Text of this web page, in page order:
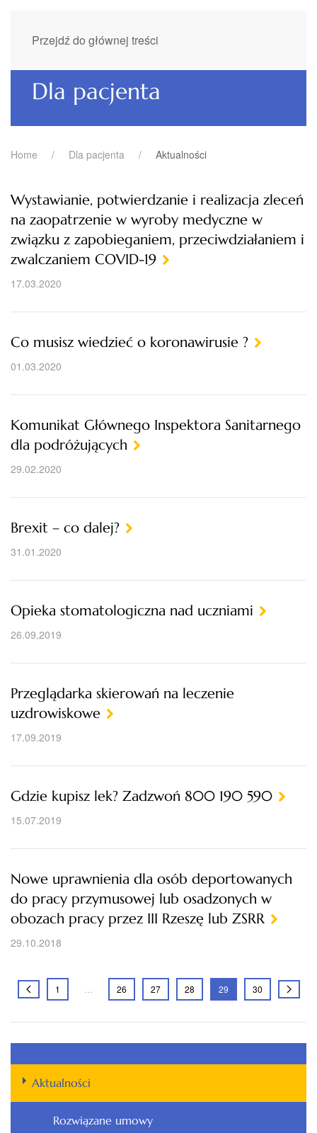
Przejdź do głównej treści
Dla pacjenta
Home Dla pacjenta Aktualności
Wystawianie, potwierdzanie i realizacja zleceń
na zaopatrzenie w wyroby medyczne w
związku z zapobieganiem, przeciwdziałaniem i
zwalczaniem COVID-19
17.03.2020
Co musisz wiedzieć o koronawirusie ?
01.03.2020
Komunikat Głównego Inspektora Sanitarnego
dla podróżujących
29.02.2020
Brexit – co dalej?
31.01.2020
Opieka stomatologiczna nad uczniami
26.09.2019
Przeglądarka skierowań na leczenie
uzdrowiskowe
17.09.2019
Gdzie kupisz lek? Zadzwoń 800 190 590
15.07.2019
Nowe uprawnienia dla osób deportowanych
do pracy przymusowej lub osadzonych w
obozach pracy przez III Rzeszę lub ZSRR
29.10.2018
1 26 27 28 29 30
Aktualności
Rozwiązane umowy